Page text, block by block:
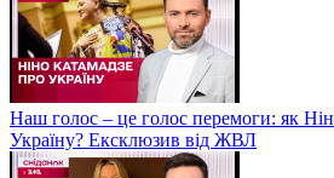
Наш голос – це голос перемоги: як
Україну? Ексклюзив від ЖВЛ